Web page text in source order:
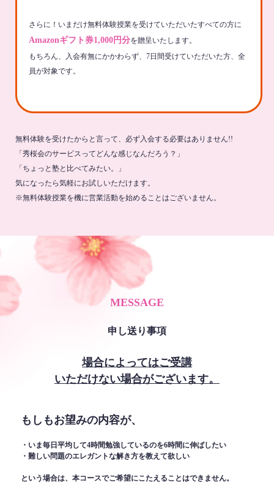
さらに！いまだけ無料体験授業を受けていただいたすべての方に
Amazonギフト券1,000円分を贈呈いたします。
もちろん、入会有無にかかわらず、7日間受けていただいた方、全
員が対象です。
無料体験を受けたからと言って、必ず入会する必要はありません!!
「秀桜会のサービスってどんな感じなんだろう？」
「ちょっと塾と比べてみたい。」
気になったら気軽にお試しいただけます。
※無料体験授業を機に営業活動を始めることはございません。
MESSAGE
申し送り事項
場合によってはご受講
いただけない場合がございます。
もしもお望みの内容が、
・いま毎日平均して4時間勉強しているのを6時間に伸ばしたい
・難しい問題のエレガントな解き方を教えて欲しい
という場合は、本コースでご希望にこたえることはできません。